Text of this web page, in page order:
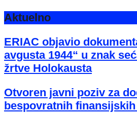
Aktuelno
ERIAC objavio
avgusta 1944“ u znak
žrtve Holokausta
Otvoren javni poziv za
bespovratnih